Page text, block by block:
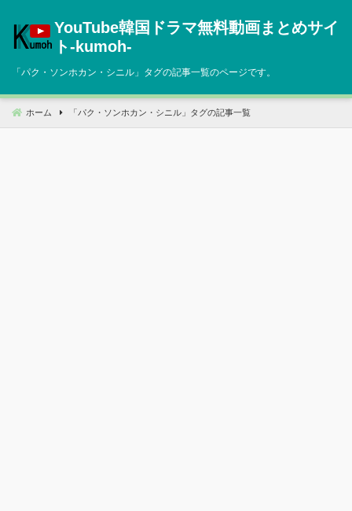
へ
動
YouTube韓国ドラマ無料動画まとめサイ
ト‐kumoh‐
「パク・ソンホカン・シニル 」タグの記事一覧のページです。
ホーム 「 パク・ソンホカン・シニル 」タグの記事一覧